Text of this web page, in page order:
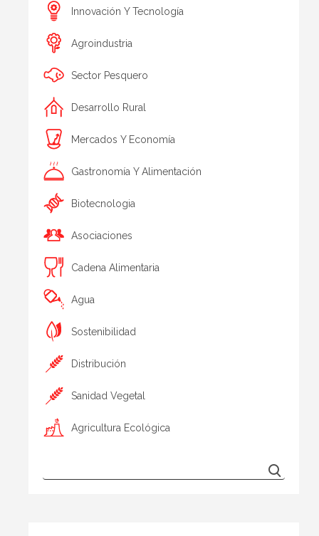
Innovación Y Tecnología
Agroindustria
Sector Pesquero
Desarrollo Rural
Mercados Y Economía
Gastronomía Y Alimentación
Biotecnologia
Asociaciones
Cadena Alimentaria
Agua
Sostenibilidad
Distribución
Sanidad Vegetal
Agricultura Ecológica